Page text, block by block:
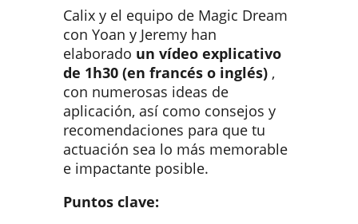
Calix y el equipo de Magic Dream
con Yoan y Jeremy han
elaborado un vídeo explicativo
de 1h30 (en francés o inglés) ,
con numerosas ideas de
aplicación, así como consejos y
recomendaciones para que tu
actuación sea lo más memorable
e impactante posible.
Puntos clave: